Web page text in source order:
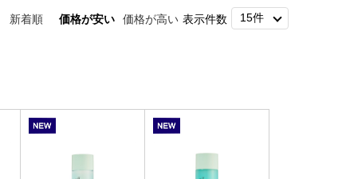
新着順 価格が安い 価格が高い 表示件数